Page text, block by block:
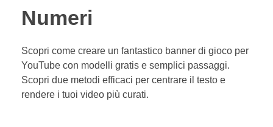
Numeri
Scopri come creare un fantastico banner di gioco per
YouTube con modelli gratis e semplici passaggi.
Scopri due metodi efficaci per centrare il testo e
rendere i tuoi video più curati.